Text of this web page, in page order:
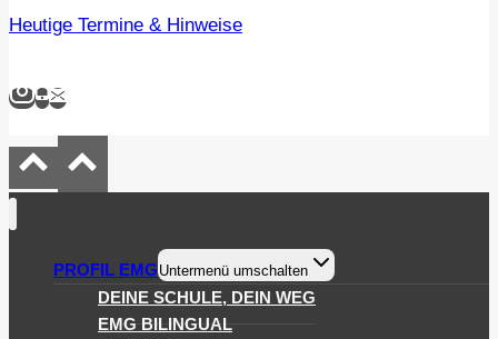
Heutige Termine & Hinweise
PROFIL EMG Untermenü umschalten
DEINE SCHULE, DEIN WEG
EMG BILINGUAL